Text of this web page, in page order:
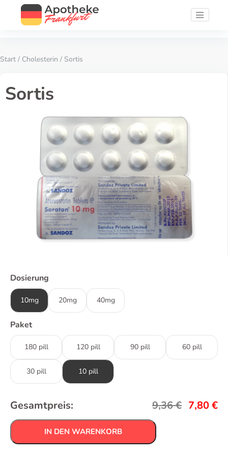
Start / Cholesterin / Sortis
Sortis
Dosierung
10mg 20mg 40mg
Paket
180 pill 120 pill 90 pill 60 pill
30 pill 10 pill
Gesamtpreis: 9,36€ 7,80€
IN DEN WARENKORB